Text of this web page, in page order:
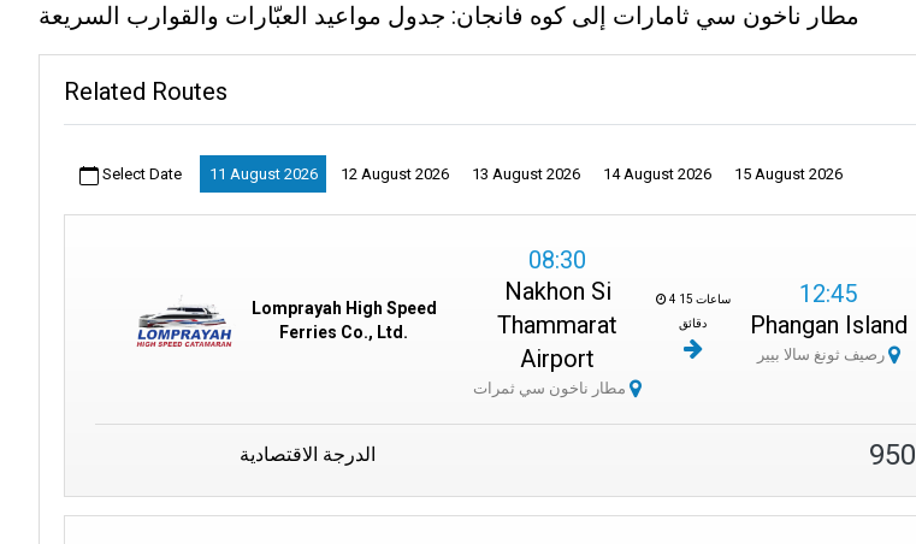
مطار ناخون سي ثامارات إلى كوه فانجان: جدول مواعيد العبّارات والقوارب السريعة
Related Routes
Select Date 11 August 2026 12 August 2026 13 August 2026 14 August 2026 15 August 2026
Lomprayah High Speed
Ferries Co., Ltd.
08:30
Nakhon Si
Thammarat
Airport
مطار ناخون سي ثمرات
4 ساعات 15
دقائق
12:45
Phangan Island
رصيف ثونغ سالا بيير
الدرجة الاقتصادية 950